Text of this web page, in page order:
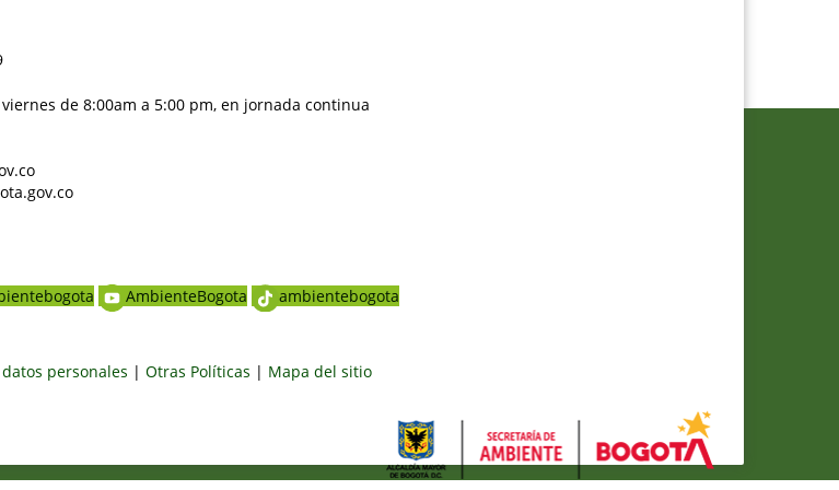
de 8:00am a 5:00 pm, en jornada continua
AmbienteBogota ambientebogota
personales | Otras Políticas | Mapa del sitio